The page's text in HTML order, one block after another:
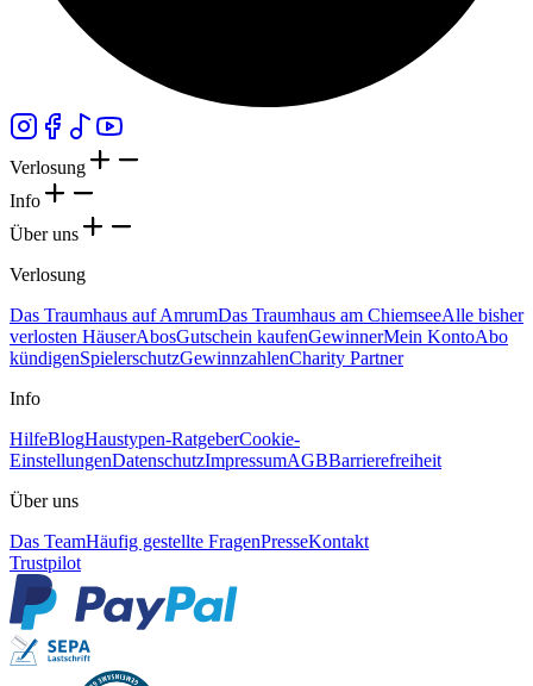
Verlosung
Info
Über uns
Verlosung
Das Traumhaus auf AmrumDas Traumhaus am ChiemseeAlle bisher
verlosten HäuserAbosGutschein kaufenGewinnerMein KontoAbo
kündigenSpielerschutzGewinnzahlenCharity Partner
Info
HilfeBlogHaustypen-RatgeberCookie-
EinstellungenDatenschutzImpressumAGBBarrierefreiheit
Über uns
Das TeamHäufig gestellte FragenPresseKontakt
Trustpilot